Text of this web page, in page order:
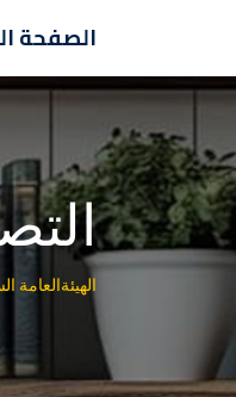
content
الصفحة
الهيئةالعامة